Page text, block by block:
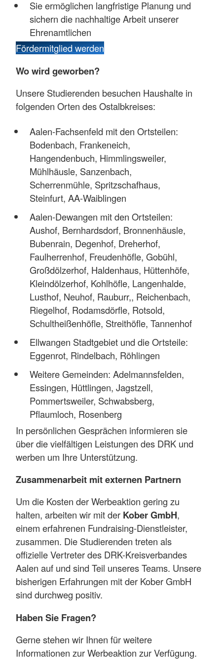
Sie ermöglichen langfristige Planung und
sichern die nachhaltige Arbeit unserer
Ehrenamtlichen
Fördermitglied werden
Wo wird geworben?
Unsere Studierenden besuchen Haushalte in
folgenden Orten des Ostalbkreises:
Aalen-Fachsenfeld mit den Ortsteilen:
Bodenbach, Frankeneich,
Hangendenbuch, Himmlingsweiler,
Mühlhäusle, Sanzenbach,
Scherrenmühle, Spritzschafhaus,
Steinfurt, AA-Waiblingen
Aalen-Dewangen mit den Ortsteilen:
Aushof, Bernhardsdorf, Bronnenhäusle,
Bubenrain, Degenhof, Dreherhof,
Faulherrenhof, Freudenhöfle, Gobühl,
Großdölzerhof, Haldenhaus, Hüttenhöfe,
Kleindölzerhof, Kohlhöfle, Langenhalde,
Lusthof, Neuhof, Rauburr,, Reichenbach,
Riegelhof, Rodamsdörfle, Rotsold,
Schultheißenhöfle, Streithöfle, Tannenhof
Ellwangen Stadtgebiet und die Ortsteile:
Eggenrot, Rindelbach, Röhlingen
Weitere Gemeinden: Adelmannsfelden,
Essingen, Hüttlingen, Jagstzell,
Pommertsweiler, Schwabsberg,
Pflaumloch, Rosenberg
In persönlichen Gesprächen informieren sie
über die vielfältigen Leistungen des DRK und
werben um Ihre Unterstützung.
Zusammenarbeit mit externen Partnern
Um die Kosten der Werbeaktion gering zu
halten, arbeiten wir mit der Kober GmbH,
einem erfahrenen Fundraising-Dienstleister,
zusammen. Die Studierenden treten als
offizielle Vertreter des DRK-Kreisverbandes
Aalen auf und sind Teil unseres Teams. Unsere
bisherigen Erfahrungen mit der Kober GmbH
sind durchweg positiv.
Haben Sie Fragen?
Gerne stehen wir Ihnen für weitere
Informationen zur Werbeaktion zur Verfügung.